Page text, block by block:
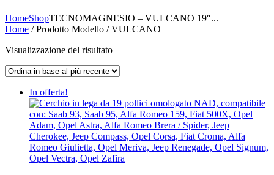
HomeShopTECNOMAGNESIO – VULCANO 19″...
Home / Prodotto Modello / VULCANO
Visualizzazione del risultato
In offerta!